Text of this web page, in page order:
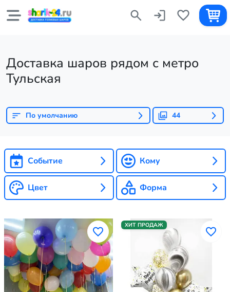
Доставка шаров рядом с метро
Тульская
По умолчанию 44
Событие Кому
Цвет Форма
ХИТ ПРОДАЖ